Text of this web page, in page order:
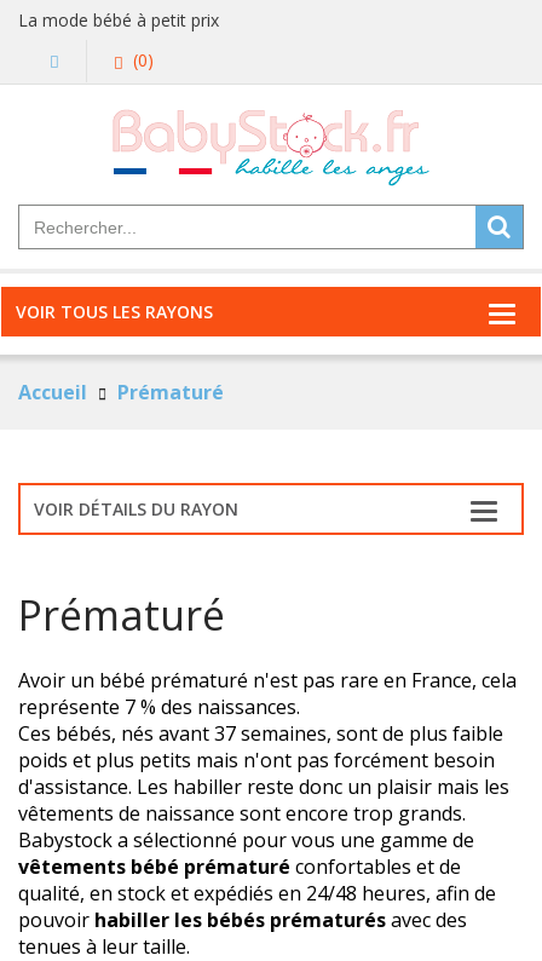
La mode bébé à petit prix
(0)
VOIR TOUS LES RAYONS
Accueil Prématuré
VOIR DÉTAILS DU RAYON
Prématuré
Avoir un bébé prématuré n'est pas rare en France, cela
représente 7 % des naissances.
Ces bébés, nés avant 37 semaines, sont de plus faible
poids et plus petits mais n'ont pas forcément besoin
d'assistance. Les habiller reste donc un plaisir mais les
vêtements de naissance sont encore trop grands.
Babystock a sélectionné pour vous une gamme de
vêtements bébé prématuré confortables et de
qualité, en stock et expédiés en 24/48 heures, afin de
pouvoir habiller les bébés prématurésavec des
tenues à leur taille.